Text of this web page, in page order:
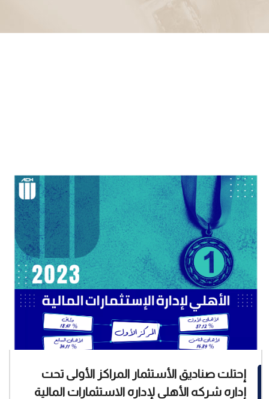
إحتلت صناديق الأستثمار المراكز الأولى تحت
إداره شركه الأهلى لإداره الاستثمارات المالية